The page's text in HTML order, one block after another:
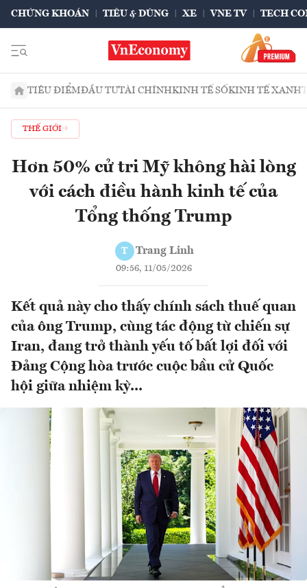
CHỨNG KHOÁN TIÊU & DÙNG XE VNE TV TECH
TIÊU ĐIỂMĐẦU TƯTÀI CHÍNHKINH TẾ SỐKINH TẾ XANH
THẾ GIỚI
Hơn 50% cử tri Mỹ không hài lòng
với cách điều hành kinh tế của
Tổng thống Trump
T Trang Linh
09:56, 11/05/2026
Kết quả này cho thấy chính sách thuế quan
của ông Trump, cùng tác động từ chiến sự
Iran, đang trở thành yếu tố bất lợi đối với
Đảng Cộng hòa trước cuộc bầu cử Quốc
hội giữa nhiệm kỳ...